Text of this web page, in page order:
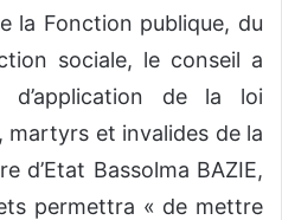
la Fonction publique, du
sociale, le conseil a
de la loi
et invalides de la
d’Etat Bassolma BAZIE,
permettra « de mettre